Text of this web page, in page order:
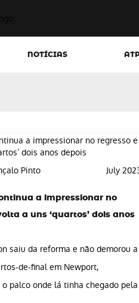
NOTÍCIAS
Pinto July
a impressionar no
a uns ‘quartos’ dois anos
saiu da reforma e não demorou a
de-final em Newport,
palco onde lá tinha chegado pela